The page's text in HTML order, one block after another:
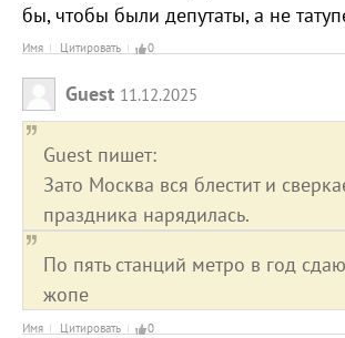
бы, чтобы были депутаты, а не
Имя Цитировать 0
Guest 11.12.2025
Guest пишет:
Зато Москва вся блестит и
праздника нарядилась.
По пять станций метро в год
жопе
Имя Цитировать 0